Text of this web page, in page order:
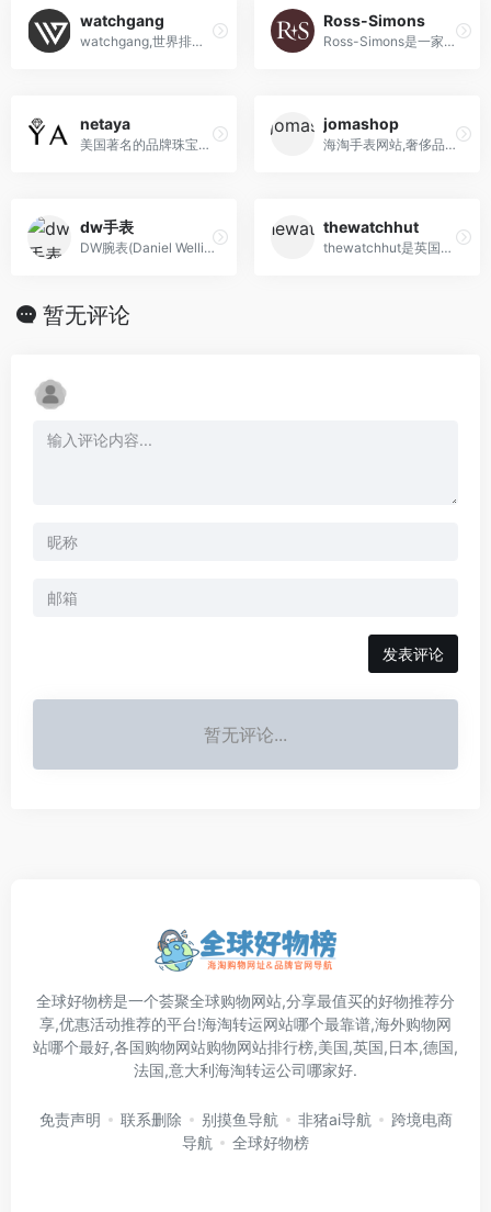
watchgang
watchgang,世界排名第一的手表俱乐部,海淘手表网站
Ross-Simons
Ross-Simons是一家成立于1952年的美国知名珠宝和礼品零售商，以提供高质量珠宝首饰和贵重石饰品为主，并以合理价格和丰富选择吸引顾客。
netaya
美国著名的品牌珠宝首饰折扣网站，打折出售各种材质的戒指、耳环、项链、手链以及婚礼珠宝用品等
jomashop
海淘手表网站,奢侈品的零售和批发贸易，如手表、精美书写工具、手提包、时尚配饰、水晶和礼
dw手表
DW腕表(Daniel Wellington)-时尚潮流手表品牌丹尼尔惠灵顿每款手表设计精益求精, 简约时尚的设计理念,打造隽永经典风格
thewatchhut
thewatchhut是英国最大手表网站
暂无评论
发表评论
暂无评论...
全球好物榜是一个荟聚全球购物网站,分享最值买的好物推荐分
享,优惠活动推荐的平台!海淘转运网站哪个最靠谱,海外购物网
站哪个最好,各国购物网站购物网站排行榜,美国,英国,日本,德国,
法国,意大利海淘转运公司哪家好.
免责声明 联系删除 别摸鱼导航 非猪ai导航
跨境电商
导航
全球好物榜